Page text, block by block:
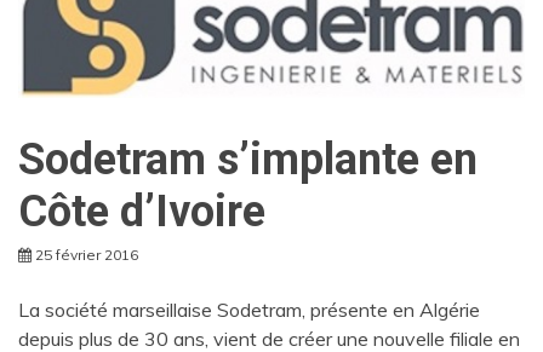
Sodetram s’implante en
Côte d’Ivoire
25 février 2016
La société marseillaise Sodetram, présente en Algérie
depuis plus de 30 ans, vient de créer une nouvelle filiale en